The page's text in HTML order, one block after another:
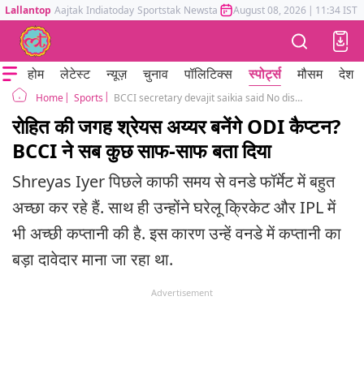
Lallantop Aajtak Indiatoday Sportstak Newstak Mumbai Tak Astrotak
August 08, 2026 | 11:34 IST
होम लेटेस्ट न्यूज़ चुनाव पॉलिटिक्स स्पोर्ट्स मौसम देश
Home Sports BCCI secretary devajit saikia said No discussion about Shreyas Iyer for ODI captaincy after Rohit sharma
रोहित की जगह श्रेयस अय्यर बनेंगे ODI कैप्टन?
BCCI ने सब कुछ साफ-साफ बता दिया
Shreyas Iyer पिछले काफी समय से वनडे फॉर्मेट में बहुत
अच्छा कर रहे हैं. साथ ही उन्होंने घरेलू क्रिकेट और IPL में
भी अच्छी कप्तानी की है. इस कारण उन्हें वनडे में कप्तानी का
बड़ा दावेदार माना जा रहा था.
Advertisement